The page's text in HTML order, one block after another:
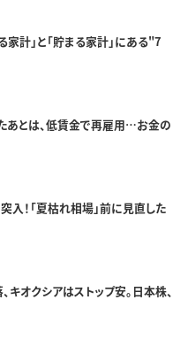
家計」と「貯まる家計」にある"7
あとは、低賃金で再雇用…お金の
！「夏枯れ相場」前に見直した
オクシアはストップ安。日本株、